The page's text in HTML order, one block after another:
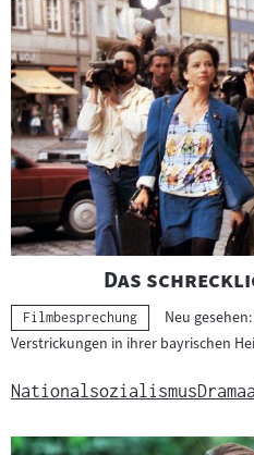
"
Das
Kategorie:
Filmbesprechung
Neu
Verstrickungen in ihrer bayrischen
NationalsozialismusDrama